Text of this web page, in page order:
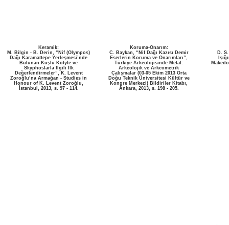
Keramik:
M. Bilgin - B. Derin, “Nif (Olympos)
Dağı Karamattepe Yerleşmesi’nde
Bulunan Kuşlu Kotyle ve
Skyphoslarla İlgili İlk
Değerlendirmeler”, K. Levent
Zoroğlu’na Armağan - Studies in
Honour of K. Levent Zoroğlu,
İstanbul, 2013, s. 97 - 114.
Koruma-Onarım:
C. Baykan, “Nif Dağı Kazısı Demir
Eserlerin Koruma ve Onarımları”,
Türkiye Arkeolojisinde Metal:
Arkeolojik ve Arkeometrik
Çalışmalar (03-05 Ekim 2013 Orta
Doğu Teknik Üniversitesi Kültür ve
Kongre Merkezi) Bildiriler Kitabı,
Ankara, 2013, s. 198 - 205.
D.